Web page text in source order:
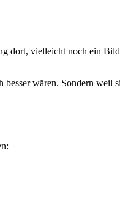
dort, vielleicht noch ein
wären. Sondern weil